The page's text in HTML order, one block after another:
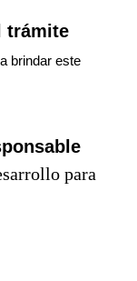
trámite
brindar este
para